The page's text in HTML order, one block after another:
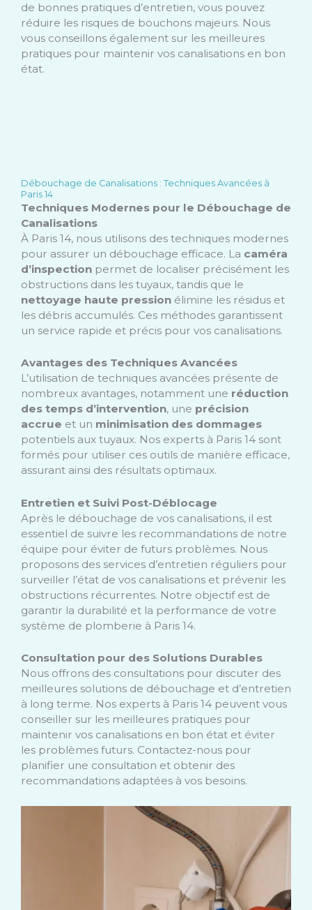
de bonnes pratiques d’entretien, vous pouvez
réduire les risques de bouchons majeurs. Nous
vous conseillons également sur les meilleures
pratiques pour maintenir vos canalisations en bon
état.
Débouchage de Canalisations : Techniques Avancées à
Paris 14
Techniques Modernes pour le Débouchage de
Canalisations
À Paris 14, nous utilisons des techniques modernes
pour assurer un débouchage efficace. La caméra
d’inspection permet de localiser précisément les
obstructions dans les tuyaux, tandis que le
nettoyage haute pression élimine les résidus et
les débris accumulés. Ces méthodes garantissent
un service rapide et précis pour vos canalisations.
Avantages des Techniques Avancées
L’utilisation de techniques avancées présente de
nombreux avantages, notamment une réduction
des temps d’intervention, une précision
accrue et un minimisation des dommages
potentiels aux tuyaux. Nos experts à Paris 14 sont
formés pour utiliser ces outils de manière efficace,
assurant ainsi des résultats optimaux.
Entretien et Suivi Post-Déblocage
Après le débouchage de vos canalisations, il est
essentiel de suivre les recommandations de notre
équipe pour éviter de futurs problèmes. Nous
proposons des services d’entretien réguliers pour
surveiller l’état de vos canalisations et prévenir les
obstructions récurrentes. Notre objectif est de
garantir la durabilité et la performance de votre
système de plomberie à Paris 14.
Consultation pour des Solutions Durables
Nous offrons des consultations pour discuter des
meilleures solutions de débouchage et d’entretien
à long terme. Nos experts à Paris 14 peuvent vous
conseiller sur les meilleures pratiques pour
maintenir vos canalisations en bon état et éviter
les problèmes futurs. Contactez-nous pour
planifier une consultation et obtenir des
recommandations adaptées à vos besoins.